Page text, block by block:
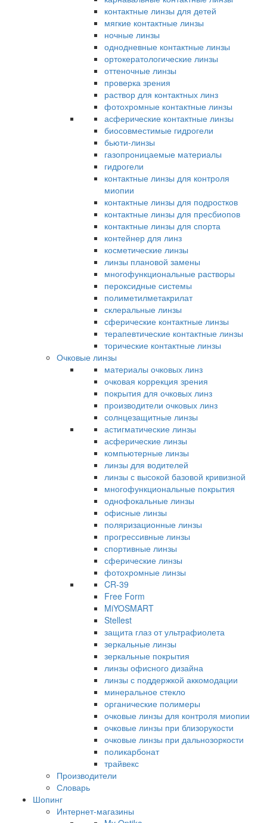
контактные линзы для детей
мягкие контактные линзы
ночные линзы
однодневные контактные линзы
ортокератологические линзы
оттеночные линзы
проверка зрения
раствор для контактных линз
фотохромные контактные линзы
асферические контактные линзы
биосовместимые гидрогели
бьюти-линзы
газопроницаемые материалы
гидрогели
контактные линзы для контроля
миопии
контактные линзы для подростков
контактные линзы для пресбиопов
контактные линзы для спорта
контейнер для линз
косметические линзы
линзы плановой замены
многофункциональные растворы
пероксидные системы
полиметилметакрилат
склеральные линзы
сферические контактные линзы
терапевтические контактные линзы
торические контактные линзы
Очковые линзы
материалы очковых линз
очковая коррекция зрения
покрытия для очковых линз
производители очковых линз
солнцезащитные линзы
астигматические линзы
асферические линзы
компьютерные линзы
линзы для водителей
линзы с высокой базовой кривизной
многофункциональные покрытия
однофокальные линзы
офисные линзы
поляризационные линзы
прогрессивные линзы
спортивные линзы
сферические линзы
фотохромные линзы
CR-39
Free Form
MiYOSMART
Stellest
защита глаз от ультрафиолета
зеркальные линзы
зеркальные покрытия
линзы офисного дизайна
линзы с поддержкой аккомодации
минеральное стекло
органические полимеры
очковые линзы для контроля миопии
очковые линзы при близорукости
очковые линзы при дальнозоркости
поликарбонат
трайвекс
Производители
Словарь
Шопинг
Интернет-магазины